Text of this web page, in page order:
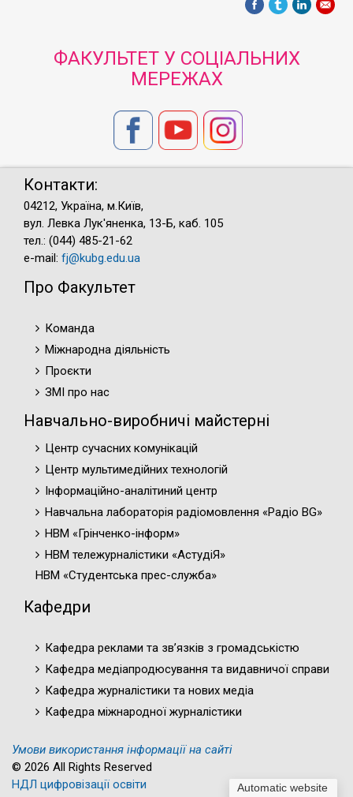
Automatic website
ФАКУЛЬТЕТ У СОЦІАЛЬНИХ
МЕРЕЖАХ
Контакти:
04212, Україна, м.Київ,
вул. Левка Лук'яненка, 13-Б, каб. 105
тел.: (044) 485-21-62
e-mail: fj@kubg.edu.ua
Про Факультет
Команда
Міжнародна діяльність
Проєкти
ЗМІ про нас
Навчально-виробничі майстерні
Центр сучасних комунікацій
Центр мультимедійних технологій
Інформаційно-аналітиний центр
Навчальна лабораторія радіомовлення «Радіо BG»
НВМ «Грінченко-інформ»
НВМ тележурналістики «АстудіЯ»
НВМ «Студентська прес-служба»
Кафедри
Кафедра реклами та зв’язків з громадськістю
Кафедра медіапродюсування та видавничої справи
Кафедра журналістики та нових медіа
Кафедра міжнародної журналістики
Умови використання інформації на сайті
© 2026 All Rights Reserved
НДЛ цифровізації освіти